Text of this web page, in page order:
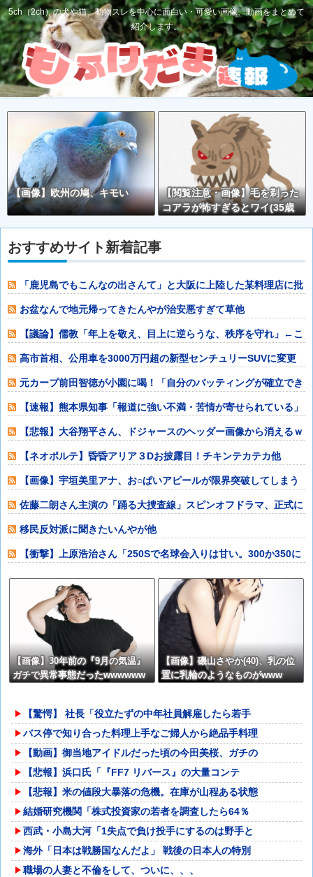
5ch（2ch）の犬や猫、動物スレを中心に面白い・可愛い画像、動画をまとめて
紹介します。
【画像】欧州の鳩、キモい
【閲覧注意・画像】毛を剃った
コアラが怖すぎるとワイ(35歳
おすすめサイト新着記事
「鹿児島でもこんなの出さんて」と大阪に上陸した某料理店に批
判殺到、鹿児島
お盆なんで地元帰ってきたんやが治安悪すぎて草他
【議論】儒教「年上を敬え、目上に逆らうな、秩序を守れ」←こ
れが東アジアに
高市首相、公用車を3000万円超の新型センチュリーSUVに変更
ｗｗｗｗｗ
元カープ前田智徳が小園に喝！「自分のバッティングが確立でき
ていない」他
【速報】熊本県知事「報道に強い不満・苦情が寄せられている」
→TBSの報道
【悲報】大谷翔平さん、ドジャースのヘッダー画像から消えるｗ
ｗｗｗｗｗｗｗ
【ネオポルテ】昏昏アリア３Dお披露目！チキンテカテカ他
【画像】宇垣美里アナ、お○ぱいアピールが限界突破してしまう
ｗｗｗｗｗｗ他
佐藤二朗さん主演の「踊る大捜査線」スピンオフドラマ、正式に
中止との報道他
移民反対派に聞きたいんやが他
【衝撃】上原浩治さん「250Sで名球会入りは甘い。300か350に
【画像】30年前の『9月の気温』
ガチで異常事態だったwwwwww
【画像】磯山さやか(40)、乳の位
置に乳輪のようなものがwww
【驚愕】 社長「役立たずの中年社員解雇したら若手
バス停で知り合った料理上手なご婦人から絶品手料理
【動画】御当地アイドルだった頃の今田美桜、ガチの
【悲報】浜口氏「『FF7 リバース』の大量コンテ
【悲報】米の値段大暴落の危機。在庫が山程ある状態
結婚研究機関「株式投資家の若者を調査したら64％
西武・小島大河「1失点で負け投手にするのは野手と
海外「日本は戦勝国なんだよ」 戦後の日本人の特別
職場の人妻と不倫をして、ついに、、、